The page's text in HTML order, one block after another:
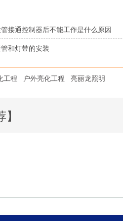
接通控制器后不能工作是什么原因
和灯带的安装
工程 户外亮化工程 亮丽龙照明